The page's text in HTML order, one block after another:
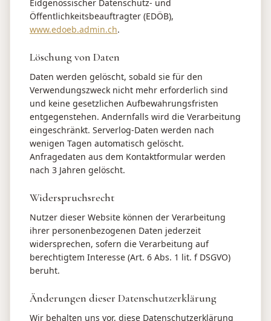
Eidgenössischer Datenschutz- und
Öffentlichkeitsbeauftragter (EDÖB),
www.edoeb.admin.ch.
Löschung von Daten
Daten werden gelöscht, sobald sie für den
Verwendungszweck nicht mehr erforderlich sind
und keine gesetzlichen Aufbewahrungsfristen
entgegenstehen. Andernfalls wird die Verarbeitung
eingeschränkt. Serverlog-Daten werden nach
wenigen Tagen automatisch gelöscht.
Anfragedaten aus dem Kontaktformular werden
nach 3 Jahren gelöscht.
Widerspruchsrecht
Nutzer dieser Website können der Verarbeitung
ihrer personenbezogenen Daten jederzeit
widersprechen, sofern die Verarbeitung auf
berechtigtem Interesse (Art. 6 Abs. 1 lit. f DSGVO)
beruht.
Änderungen dieser Datenschutzerklärung
Wir behalten uns vor, diese Datenschutzerklärung